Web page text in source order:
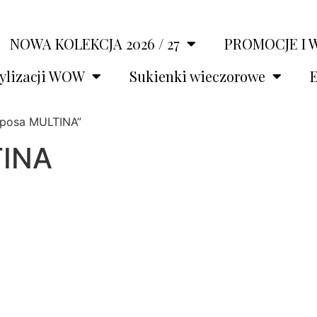
NOWA KOLEKCJA 2026 / 27
PROMOCJE I
WOW
Sukienki wieczorowe
MULTINA”